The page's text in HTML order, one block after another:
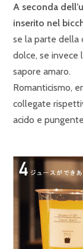
A seconda
inserito nel
se la parte della
dolce, se invece
sapore amaro.
Romanticismo,
collegate
acido e